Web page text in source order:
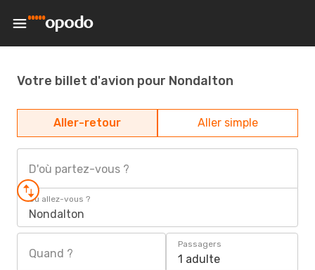
Votre billet d'avion pour Nondalton
Aller-retour Aller simple
D'où partez-vous ?
Où allez-vous ?
Nondalton
Quand ?
Passagers
1 adulte